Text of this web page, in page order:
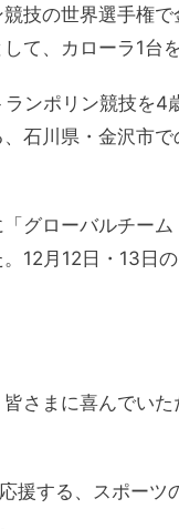
技の世界選手権
て、カローラ1台を
ンポリン競技を4
石川県・金沢市
グローバルチーム
12月12日・13日
さまに喜んでい
援する、スポーツ